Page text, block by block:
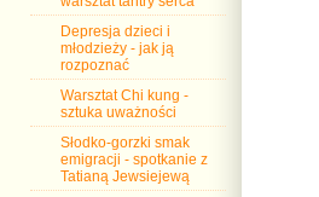
Depresja dzieci i
młodzieży - jak ją
rozpoznać
Warsztat Chi kung -
sztuka uważności
Słodko-gorzki smak
emigracji - spotkanie z
Tatianą Jewsiejewą